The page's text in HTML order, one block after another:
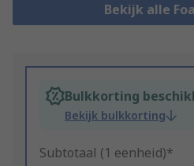
Bekijk alle
Bulkkorting
Bekijk bulkkorting
Subtotaal (1 eenheid)*